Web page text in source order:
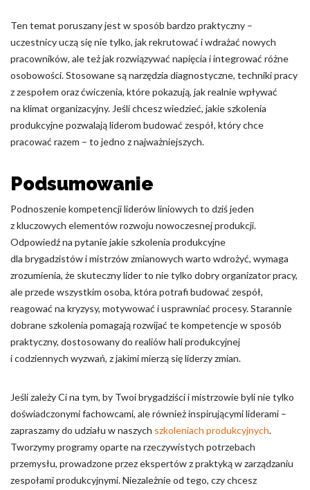
Ten temat poruszany jest w sposób bardzo praktyczny –
uczestnicy uczą się nie tylko, jak rekrutować i wdrażać nowych
pracowników, ale też jak rozwiązywać napięcia i integrować różne
osobowości. Stosowane są narzędzia diagnostyczne, techniki pracy
z zespołem oraz ćwiczenia, które pokazują, jak realnie wpływać
na klimat organizacyjny. Jeśli chcesz wiedzieć, jakie szkolenia
produkcyjne pozwalają liderom budować zespół, który chce
pracować razem – to jedno z najważniejszych.
Podsumowanie
Podnoszenie kompetencji liderów liniowych to dziś jeden
z kluczowych elementów rozwoju nowoczesnej produkcji.
Odpowiedź na pytanie jakie szkolenia produkcyjne
dla brygadzistów i mistrzów zmianowych warto wdrożyć, wymaga
zrozumienia, że skuteczny lider to nie tylko dobry organizator pracy,
ale przede wszystkim osoba, która potrafi budować zespół,
reagować na kryzysy, motywować i usprawniać procesy. Starannie
dobrane szkolenia pomagają rozwijać te kompetencje w sposób
praktyczny, dostosowany do realiów hali produkcyjnej
i codziennych wyzwań, z jakimi mierzą się liderzy zmian.
Jeśli zależy Ci na tym, by Twoi brygadziści i mistrzowie byli nie tylko
doświadczonymi fachowcami, ale również inspirującymi liderami –
zapraszamy do udziału w naszych szkoleniach produkcyjnych.
Tworzymy programy oparte na rzeczywistych potrzebach
przemysłu, prowadzone przez ekspertów z praktyką w zarządzaniu
zespołami produkcyjnymi. Niezależnie od tego, czy chcesz